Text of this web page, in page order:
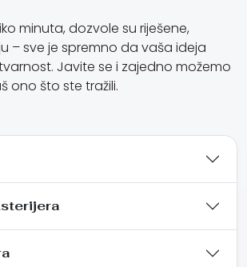
minuta, dozvole su riješene,
– sve je spremno da vaša ideja
Javite se i zajedno možemo
ono što ste tražili.